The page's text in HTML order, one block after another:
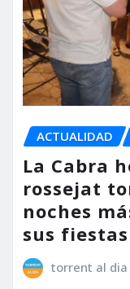
ACTUALIDAD
La Cabra
rossejat
noches
sus fiestas
torrent al dia